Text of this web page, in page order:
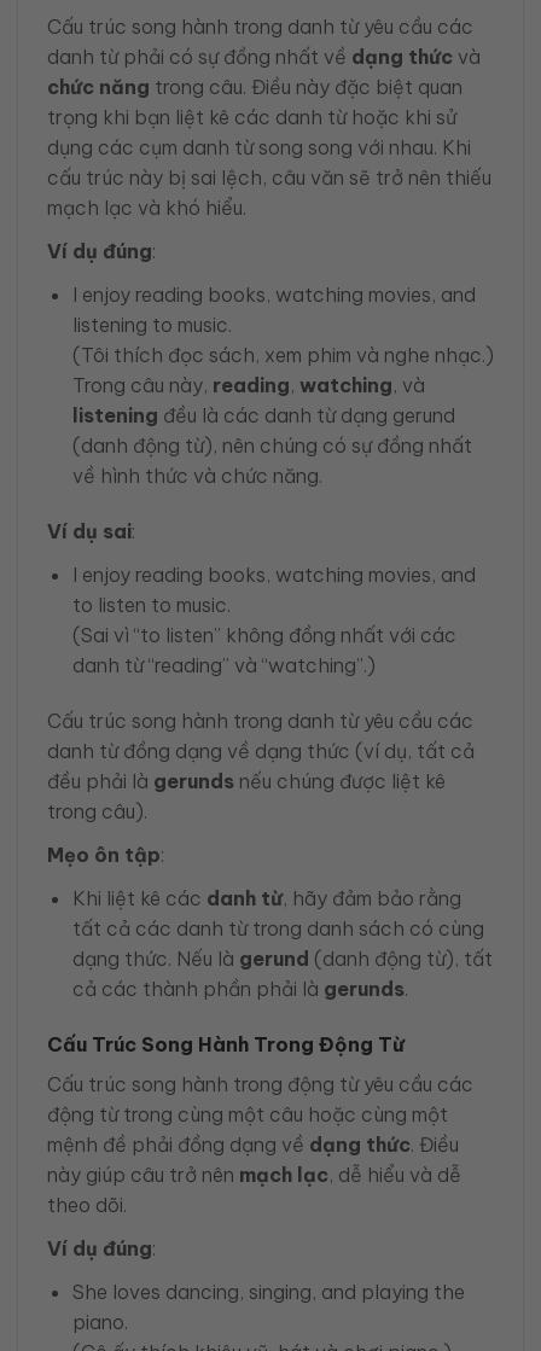
Cấu trúc song hành trong danh từ yêu cầu các
danh từ phải có sự đồng nhất về dạng thức và
chức năng trong câu. Điều này đặc biệt quan
trọng khi bạn liệt kê các danh từ hoặc khi sử
dụng các cụm danh từ song song với nhau. Khi
cấu trúc này bị sai lệch, câu văn sẽ trở nên thiếu
mạch lạc và khó hiểu.
Ví dụ đúng:
I enjoy reading books, watching movies, and
listening to music.
(Tôi thích đọc sách, xem phim và nghe nhạc.)
Trong câu này, reading, watching, và
listening đều là các danh từ dạng gerund
(danh động từ), nên chúng có sự đồng nhất
về hình thức và chức năng.
Ví dụ sai:
I enjoy reading books, watching movies, and
to listen to music.
(Sai vì “to listen” không đồng nhất với các
danh từ “reading” và “watching”.)
Cấu trúc song hành trong danh từ yêu cầu các
danh từ đồng dạng về dạng thức (ví dụ, tất cả
đều phải là gerunds nếu chúng được liệt kê
trong câu).
Mẹo ôn tập:
Khi liệt kê các danh từ, hãy đảm bảo rằng
tất cả các danh từ trong danh sách có cùng
dạng thức. Nếu là gerund (danh động từ), tất
cả các thành phần phải là gerunds.
Cấu Trúc Song Hành Trong Động Từ
Cấu trúc song hành trong động từ yêu cầu các
động từ trong cùng một câu hoặc cùng một
mệnh đề phải đồng dạng về dạng thức. Điều
này giúp câu trở nên mạch lạc, dễ hiểu và dễ
theo dõi.
Ví dụ đúng:
She loves dancing, singing, and playing the
piano.